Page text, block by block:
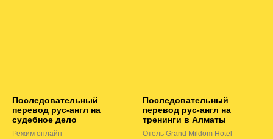
Последовательный
перевод рус-англ на
судебное дело
Режим онлайн
Последовательный
перевод рус-англ на
тренинги в Алматы
Отель Grand Mildom Hotel